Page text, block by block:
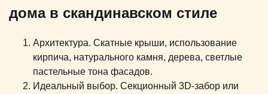
дома в скандинавском стиле
Архитектура. Скатные крыши, использование
кирпича, натурального камня, дерева, светлые
пастельные тона фасадов.
Идеальный выбор. Секционный 3D-забор или